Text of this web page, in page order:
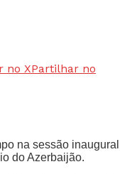
no XPartilhar no
na sessão inaugural
do Azerbaijão.